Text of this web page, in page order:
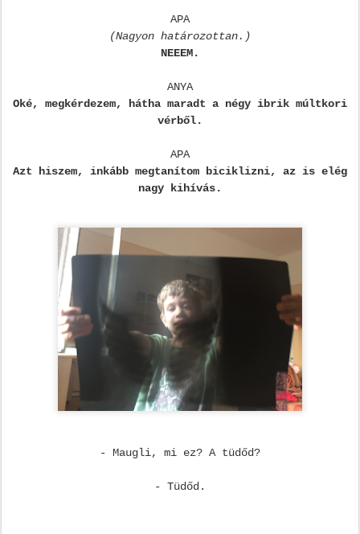
APA
(Nagyon határozottan.)
NEEEM.
ANYA
Oké, megkérdezem, hátha maradt a négy ibrik múltkori
vérből.
APA
Azt hiszem, inkább megtanítom biciklizni, az is elég
nagy kihívás.
- Maugli, mi ez? A tüdőd?
- Tüdőd.